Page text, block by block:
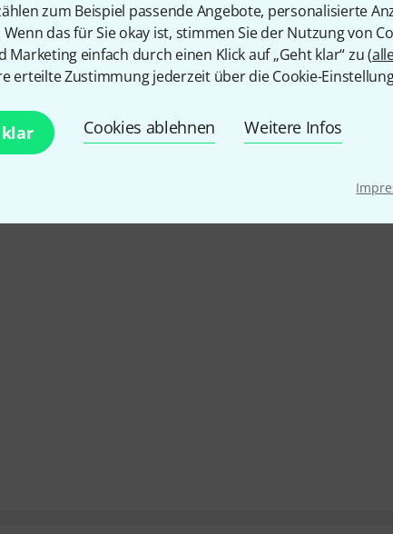
zum Beispiel passende Angebote, personalisierte
das für Sie okay ist, stimmen Sie der Nutzung von
Marketing einfach durch einen Klick auf „Geht klar“ zu (
erteilte Zustimmung jederzeit über die Cookie-
Cookies ablehnen Weitere Infos
5/ 5